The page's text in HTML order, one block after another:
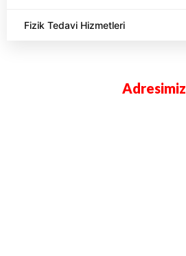
Fizik Tedavi Hizmetleri
Adresimiz